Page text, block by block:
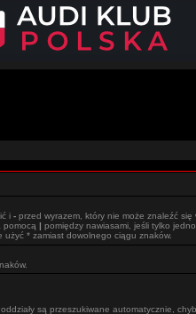
i - przed wyrazem, który nie może znaleźć się
pomocą | pomiędzy nawiasami, jeśli tylko
użyć * zamiast dowolnego ciągu znaków.
są przeszukiwane automatycznie,